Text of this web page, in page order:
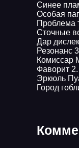
Синее
Особая
Проблема
Сточные
Дар
Резонанс
Комиссар
Фаворит
Эркюль
Город